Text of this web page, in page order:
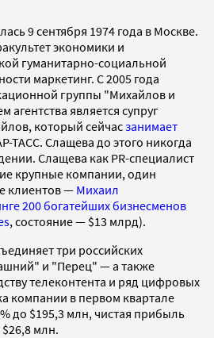
9 сентября 1974 года в Москве.
экономики и
гуманитарно-социальной
маркетинг. С 2005 года
группы "Михайлов и
агентства является супруг
который сейчасзанимает
ТАСС. Слащева до этого никогда
Слащева как PR-специалист
крупные компании, один
клиентов — Михаил
200 богатейших бизнесменов
, состояние — $13 млрд).
три российских
и "Перец" — а также
телеконтента и ряд цифровых
компании в первом квартале
до $195,3 млн, чистая прибыль
млн.